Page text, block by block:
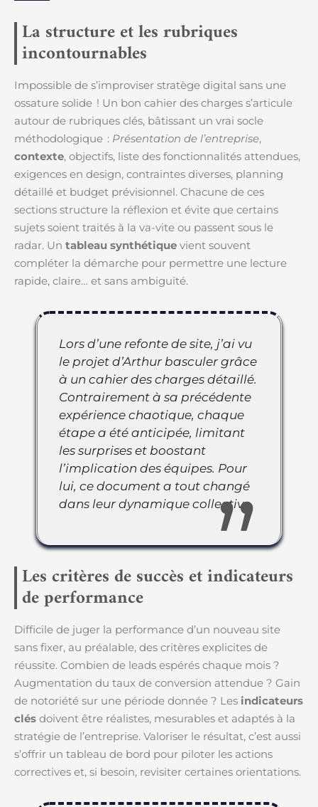
La structure et les rubriques
incontournables
Impossible de s’improviser stratège digital sans une
ossature solide ! Un bon cahier des charges s’articule
autour de rubriques clés, bâtissant un vrai socle
méthodologique : Présentation de l’entreprise,
contexte, objectifs, liste des fonctionnalités attendues,
exigences en design, contraintes diverses, planning
détaillé et budget prévisionnel. Chacune de ces
sections structure la réflexion et évite que certains
sujets soient traités à la va-vite ou passent sous le
radar. Un tableau synthétique vient souvent
compléter la démarche pour permettre une lecture
rapide, claire… et sans ambiguïté.
Lors d’une refonte de site, j’ai vu
le projet d’Arthur basculer grâce
à un cahier des charges détaillé.
Contrairement à sa précédente
expérience chaotique, chaque
étape a été anticipée, limitant
les surprises et boostant
l’implication des équipes. Pour
lui, ce document a tout changé
dans leur dynamique collective.
Les critères de succès et indicateurs
de performance
Difficile de juger la performance d’un nouveau site
sans fixer, au préalable, des critères explicites de
réussite. Combien de leads espérés chaque mois ?
Augmentation du taux de conversion attendue ? Gain
de notoriété sur une période donnée ? Les indicateurs
clés doivent être réalistes, mesurables et adaptés à la
stratégie de l’entreprise. Valoriser le résultat, c’est aussi
s’offrir un tableau de bord pour piloter les actions
correctives et, si besoin, revisiter certaines orientations.